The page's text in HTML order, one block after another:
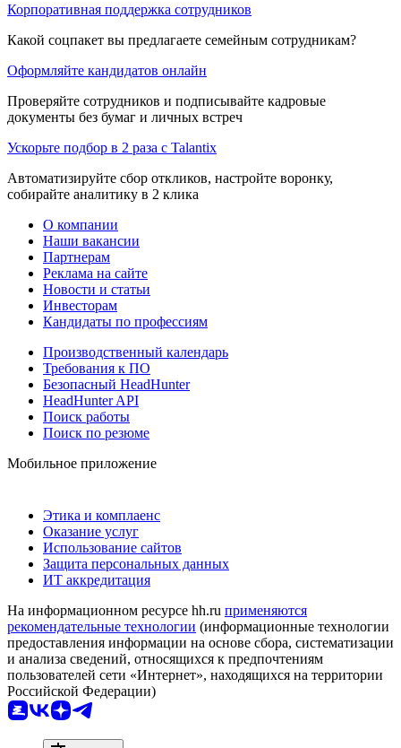
Корпоративная поддержка сотрудников
Какой соцпакет вы предлагаете семейным сотрудникам?
Оформляйте кандидатов онлайн
Проверяйте сотрудников и подписывайте кадровые
документы без бумаг и личных встреч
Ускорьте подбор в 2 раза с Talantix
Автоматизируйте сбор откликов, настройте воронку,
собирайте аналитику в 2 клика
О компании
Наши вакансии
Партнерам
Реклама на сайте
Новости и статьи
Инвесторам
Кандидаты по профессиям
Производственный календарь
Требования к ПО
Безопасный HeadHunter
HeadHunter API
Поиск работы
Поиск по резюме
Мобильное приложение
Этика и комплаенс
Оказание услуг
Использование сайтов
Защита персональных данных
ИТ аккредитация
На информационном ресурсе hh.ru применяются
рекомендательные технологии (информационные технологии
предоставления информации на основе сбора, систематизации
и анализа сведений, относящихся к предпочтениям
пользователей сети «Интернет», находящихся на территории
Российской Федерации)